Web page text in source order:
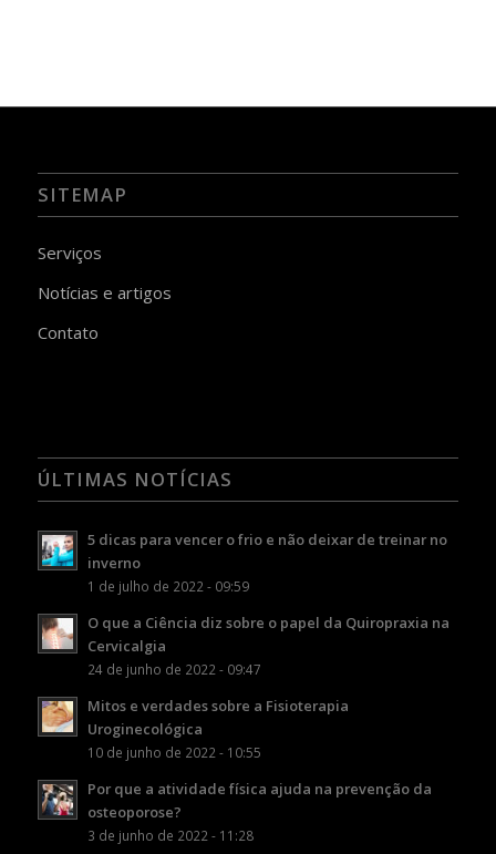
SITEMAP
Serviços
Notícias e artigos
Contato
ÚLTIMAS NOTÍCIAS
5 dicas para vencer o frio e não deixar de treinar no
inverno
1 de julho de 2022 - 09:59
O que a Ciência diz sobre o papel da Quiropraxia na
Cervicalgia
24 de junho de 2022 - 09:47
Mitos e verdades sobre a Fisioterapia
Uroginecológica
10 de junho de 2022 - 10:55
Por que a atividade física ajuda na prevenção da
osteoporose?
3 de junho de 2022 - 11:28